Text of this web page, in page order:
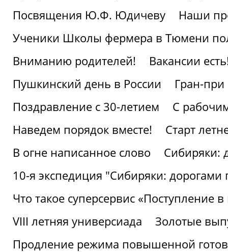
Посвящения Ю.Ф. Юдичеву
Наши
Ученики Школы фермера в Тюмени
Вниманию родителей!
Вакансии
Пушкинский день в России
Гран-
Поздравление с 30-летием
С
Наведем порядок вместе!
Старт
В огне написанное слово
Сибиряки:
10-я экспедиция "Сибиряки: дорогами
Что такое суперсервис «Поступление
VIII летняя универсиада
Золотые
Продление режима повышенной